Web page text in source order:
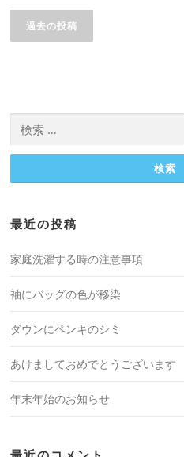
稿
ナ
シ
過去の投稿
索:
最近の投稿
家庭洗濯する時の注意事項
袖にバッグの色が移染
ダウンにペンキのシミ
あけましておめでとうございます
年末年始のお知らせ